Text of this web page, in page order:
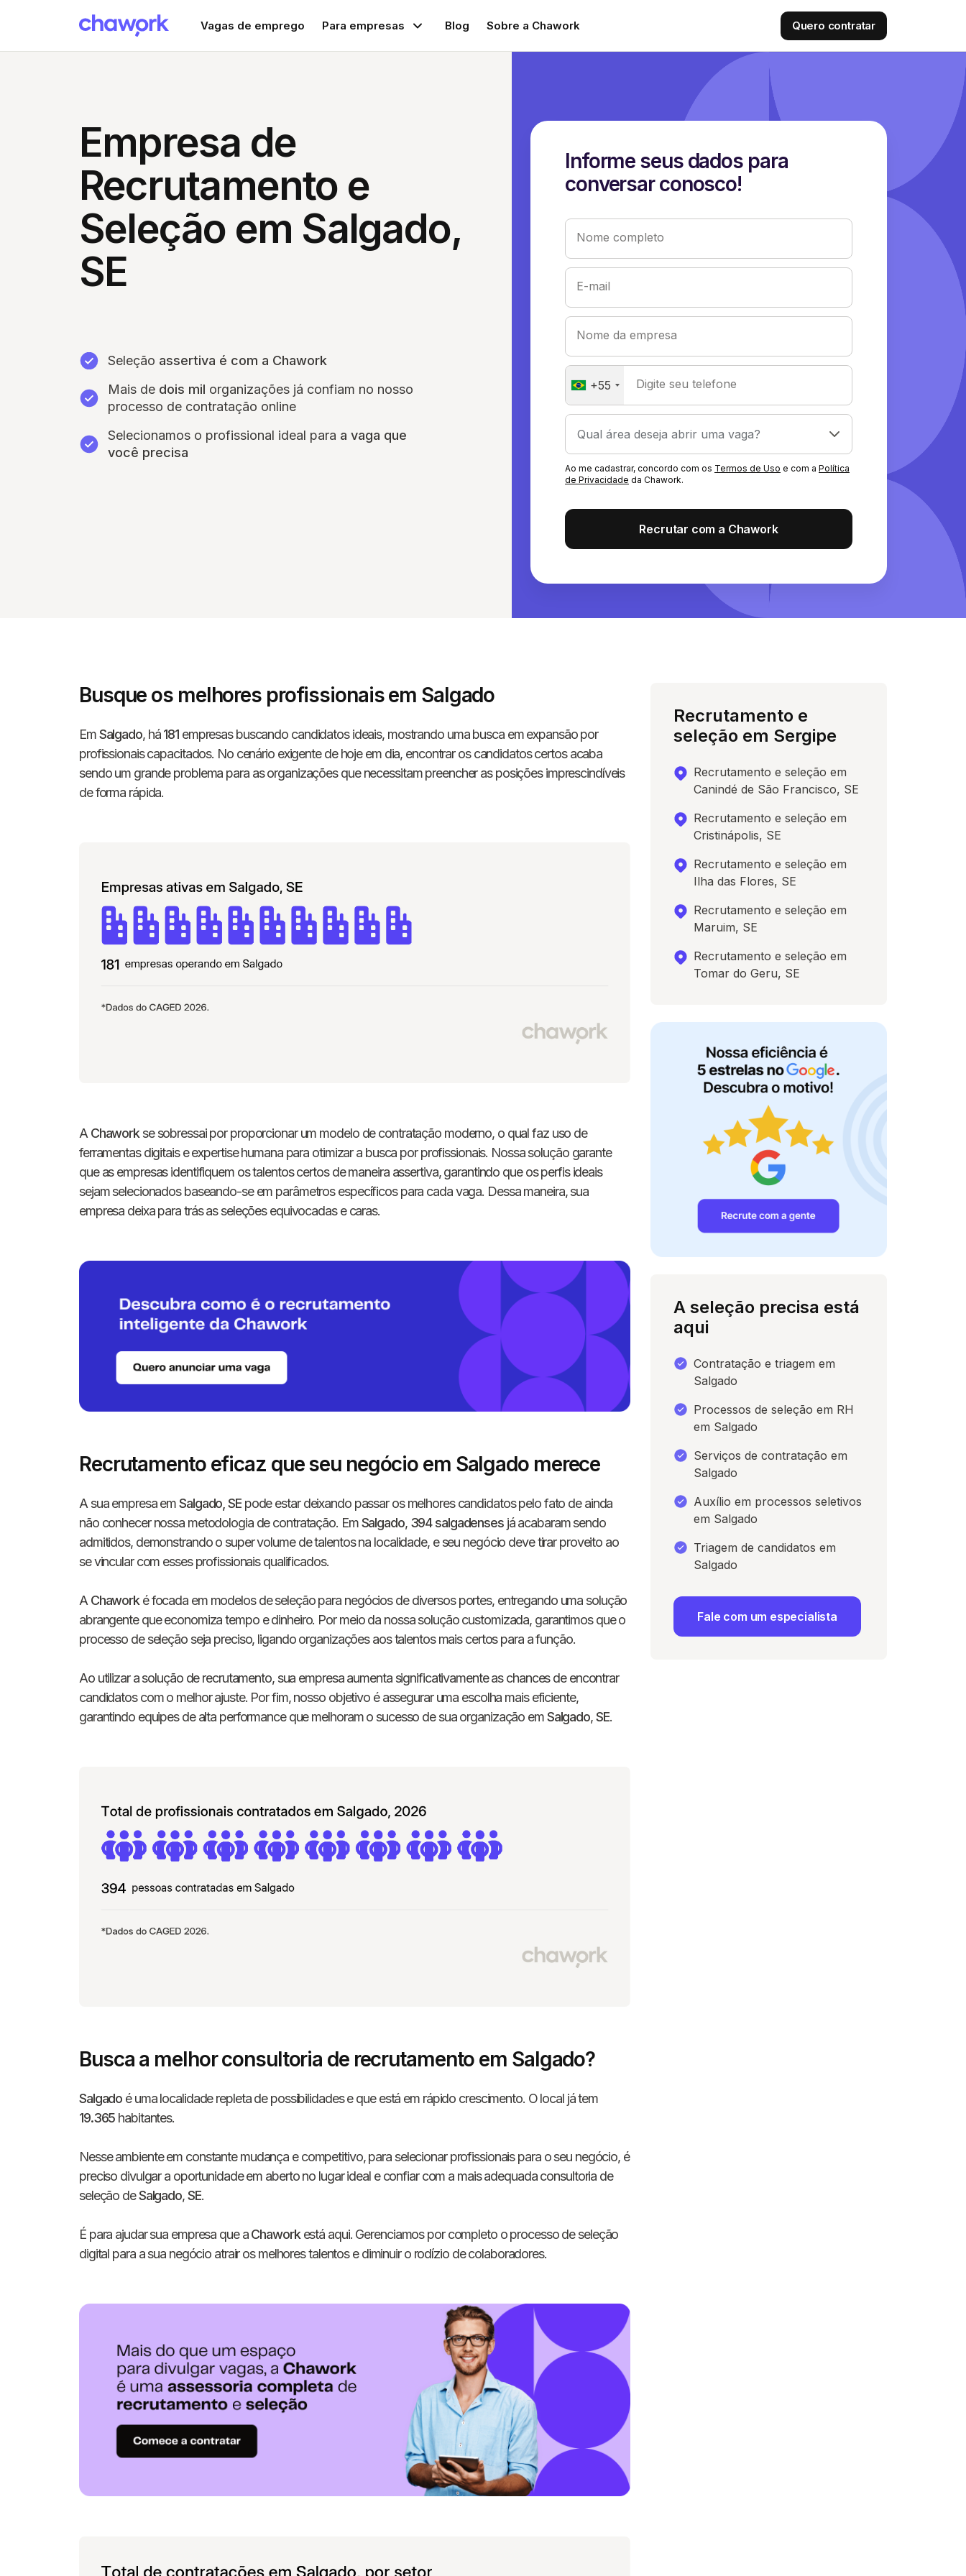
Vagas de emprego Para empresas Blog Sobre a Chawork Quero contratar
Empresa de
Recrutamento e
Seleção em Salgado,
SE
Seleção assertiva é com a Chawork
Mais de dois mil organizações já confiam no nosso
processo de contratação online
Selecionamos o profissional ideal para a vaga que
você precisa
Informe seus dados para
conversar conosco!
Nome completo
E-mail
Nome da empresa
+55 Digite seu telefone
Ao me cadastrar, concordo com os Termos de Uso e com a Política
de Privacidade da Chawork.
Recrutar com a Chawork
Busque os melhores profissionais em Salgado
EmSalgado, há181 empresas buscando candidatos ideais, mostrando uma busca em expansão por
profissionais capacitados. No cenário exigente de hoje em dia, encontrar os candidatos certos acaba
sendo um grande problema para as organizações que necessitam preencher as posições imprescindíveis
de forma rápida.
A Chaworkse sobressai por proporcionar um modelo de contratação moderno, o qual faz uso de
ferramentas digitais e expertise humana para otimizar a busca por profissionais. Nossa solução garante
que as empresas identifiquem os talentos certos de maneira assertiva, garantindo que os perfis ideais
sejam selecionados baseando-se em parâmetros específicos para cada vaga. Dessa maneira, sua
empresa deixa para trás as seleções equivocadas e caras.
Recrutamento eficaz que seu negócio em Salgado merece
A sua empresa emSalgado, SEpode estar deixando passar os melhores candidatos pelo fato de ainda
não conhecer nossa metodologia de contratação. EmSalgado, 394 salgadensesjá acabaram sendo
admitidos, demonstrando o super volume de talentos na localidade, e seu negócio deve tirar proveito ao
se vincular com esses profissionais qualificados.
A Chawork é focada em modelos de seleção para negócios de diversos portes, entregando uma solução
abrangente que economiza tempo e dinheiro. Por meio da nossa solução customizada, garantimos que o
processo de seleção seja preciso, ligando organizações aos talentos mais certos para a função.
Ao utilizar a solução de recrutamento, sua empresa aumenta significativamente as chances de encontrar
candidatos com o melhor ajuste. Por fim, nosso objetivo é assegurar uma escolha mais eficiente,
garantindo equipes de alta performance que melhoram o sucesso de sua organização emSalgado,SE.
Busca a melhor consultoria de recrutamento em Salgado?
Salgado é uma localidade repleta de possibilidades e que está em rápido crescimento. O local já tem
19.365 habitantes.
Nesse ambiente em constante mudança e competitivo, para selecionar profissionais para o seu negócio, é
preciso divulgar a oportunidade em aberto no lugar ideal e confiar com a mais adequada consultoria de
seleção deSalgado,SE.
É para ajudar sua empresa que aChaworkestá aqui. Gerenciamos por completo o processo de seleção
digital para a sua negócio atrair os melhores talentos e diminuir o rodízio de colaboradores.
Recrutamento e
seleção em Sergipe
Recrutamento e seleção em
Canindé de São Francisco, SE
Recrutamento e seleção em
Cristinápolis, SE
Recrutamento e seleção em
Ilha das Flores, SE
Recrutamento e seleção em
Maruim, SE
Recrutamento e seleção em
Tomar do Geru, SE
A seleção precisa está
aqui
Contratação e triagem em
Salgado
Processos de seleção em RH
em Salgado
Serviços de contratação em
Salgado
Auxílio em processos seletivos
em Salgado
Triagem de candidatos em
Salgado
Fale com um especialista
Informe seus dados para conversar
conosco!
E-mail
+55 Digite seu telefone